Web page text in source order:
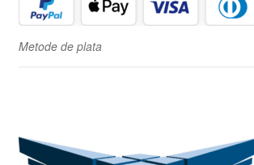
Metode de plata